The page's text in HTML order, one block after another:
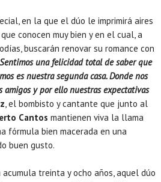
en la que el dúo le imprimirá aires
conocen muy bien y en el cual, a
buscarán renovar su romance con
Sentimos una felicidad total de saber que
es nuestra segunda casa. Donde nos
amigos y por ello nuestras expectativas
, el bombisto y cantante que junto al
Cantos mantienen viva la llama
fórmula bien macerada en una
buen gusto.
treinta y ocho años, aquel dúo